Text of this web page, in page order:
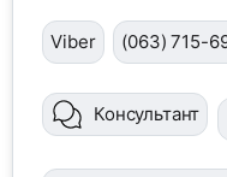
Viber (063) 715-
Консультант